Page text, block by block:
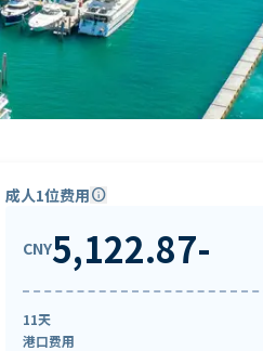
成人1位费用info
CNY5,122.87-
11天
港口费用